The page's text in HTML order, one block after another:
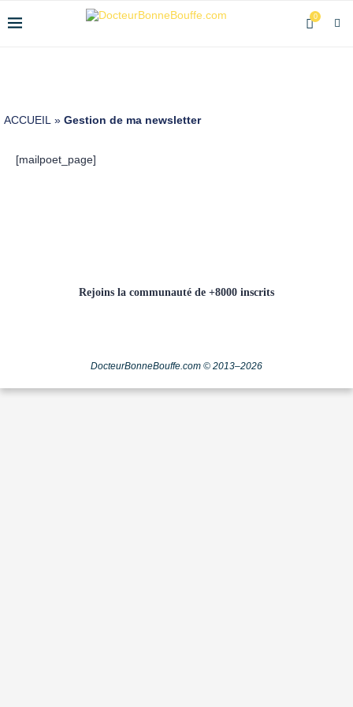
0
ACCUEIL » Gestion de ma newsletter
[mailpoet_page]
Rejoins la communauté de +8000 inscrits
DocteurBonneBouffe.com © 2013–2026